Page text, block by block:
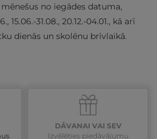
no iegādes datuma,
15.06.-31.08., 20.12.-04.01., kā arī
dienās un skolēnu brīvlaikā.
DĀVANAI VAI SEV
Izvēlēties piedāvājumu